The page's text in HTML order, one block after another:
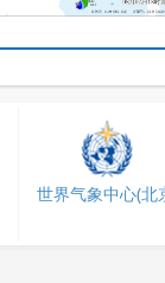
世界气象中心(北